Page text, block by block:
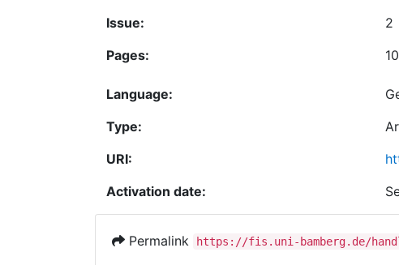
Issue:
2
Pages:
Language:
Type:
URI:
Activation date:
Permalink https://fis.uni-bamberg.de/